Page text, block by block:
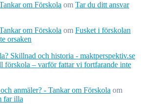
om Förskola om Tar du ditt ansvar
om Förskola om Fusket i förskolan
orsaken
Skillnad och historia - maktperspektiv.se
förskola – varför fattar vi fortfarande inte
anmäler? - Tankar om Förskola om
far illa